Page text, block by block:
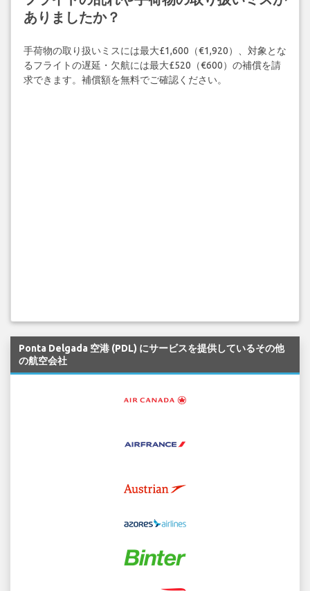
ありましたか？
手荷物の取り扱いミスには最大£1,600（€1,920）、対象とな
るフライトの遅延・欠航には最大£520（€600）の補償を請
求できます。補償額を無料でご確認ください。
Ponta Delgada 空港 (PDL) にサービスを提供しているその他
の航空会社